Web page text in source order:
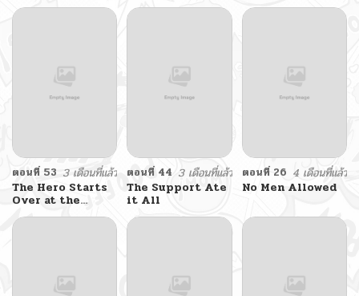
ตอนที่ 53 3 เดือนที่แล้ว
The Hero Starts
Over at the
Academy
ตอนที่ 44 3 เดือนที่แล้ว
The Support Ate
it All
ตอนที่ 26 4 เดือนที่แล้ว
No Men Allowed